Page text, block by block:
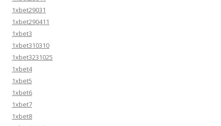
1xbet29031
1xbet290411
1xbet3
1xbet310310
1xbet3231025
1xbet4
1xbet5
1xbet6
1xbet7
1xbet8